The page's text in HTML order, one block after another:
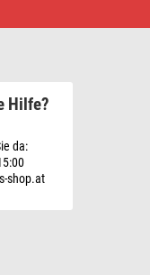
Hilfe?
da:
shop.at